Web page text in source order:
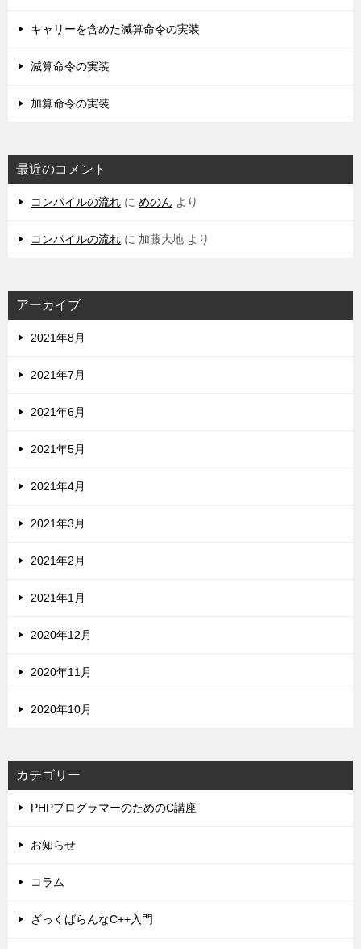
キャリーを含めた減算命令の実装
減算命令の実装
加算命令の実装
最近のコメント
コンパイルの流れ に めのん より
コンパイルの流れ に 加藤大地 より
アーカイブ
2021年8月
2021年7月
2021年6月
2021年5月
2021年4月
2021年3月
2021年2月
2021年1月
2020年12月
2020年11月
2020年10月
カテゴリー
PHPプログラマーのためのC講座
お知らせ
コラム
ざっくばらんなC++入門